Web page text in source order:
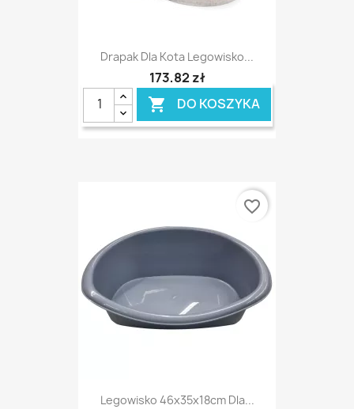
Drapak Dla Kota Legowisko...
173,82 zł
 DO KOSZYKA
Legowisko 46x35x18cm Dla...
favorite_border